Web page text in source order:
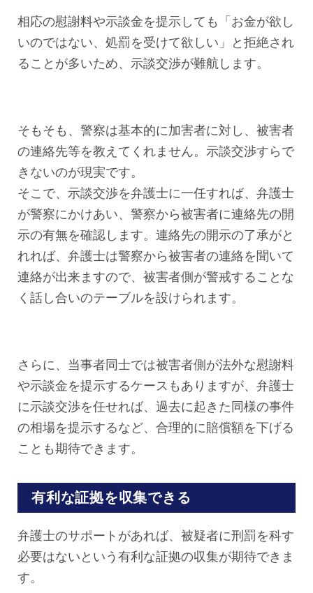
相応の慰謝料や示談金を提示しても「お金が欲し
いのではない、処罰を受けて欲しい」と拒絶され
ることが多いため、示談交渉が難航します。
そもそも、警察は基本的に加害者に対し、被害者
の連絡先等を教えてくれません。示談交渉すらで
きないのが現実です。
そこで、示談交渉を弁護士に一任すれば、弁護士
が警察にかけあい、警察から被害者に連絡先の開
示の有無を確認します。連絡先の開示の了承がと
れれば、弁護士は警察から被害者の連絡を聞いて
連絡が出来ますので、被害者側が警戒することな
く話し合いのテーブルを設けられます。
さらに、当事者同士では被害者側が法外な慰謝料
や示談金を提示するケースもありますが、弁護士
に示談交渉を任せれば、過去に起きた同様の事件
の相場を提示するなど、合理的に賠償額を下げる
ことも期待できます。
有利な証拠を収集できる
弁護士のサポートがあれば、被疑者に刑罰を科す
必要はないという有利な証拠の収集が期待できま
す。